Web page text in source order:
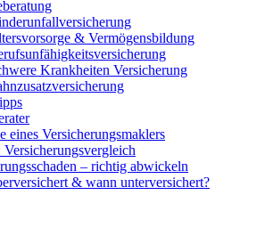
& Vermögensbildung
Krankheiten Versicherung
eines Versicherungsmaklers
– richtig abwickeln
& wann unterversichert?